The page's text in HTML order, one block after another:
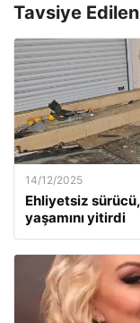
Tavsiye
14/12/2025
Ehliyetsiz
yaşamını yitirdi